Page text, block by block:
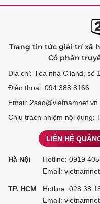
Trang tin tức giải trí xã
Cổ phần
Địa chỉ: Tòa nhà C’land,
Điện thoại: 094 388 8166
Email: 2sao@vietnamnet.vn
Chịu trách nhiệm nội dung:
LIÊN HỆ
Hà Nội Hotline: 0919
Email:
TP. HCM Hotline: 028 38
Email: